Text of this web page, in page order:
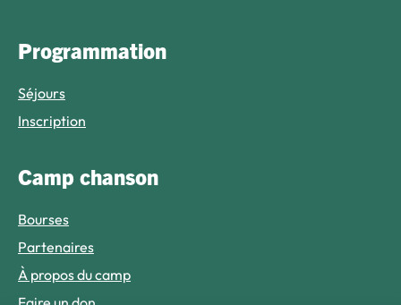
Programmation
Séjours
Inscription
Camp chanson
Bourses
Partenaires
À propos du camp